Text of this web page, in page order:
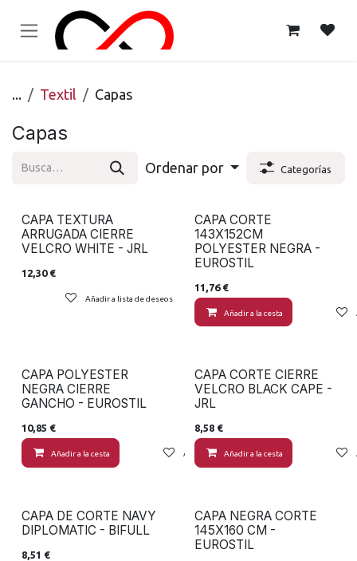
... Textil Capas
Capas
Ordenar por Categorías
CAPA TEXTURA
ARRUGADA CIERRE
VELCRO WHITE - JRL
12,30€
Añadir a lista de deseos
CAPA CORTE
143X152CM
POLYESTER NEGRA -
EUROSTIL
11,76€
Añadir a la cesta
CAPA POLYESTER
NEGRA CIERRE
GANCHO - EUROSTIL
10,85 €
Añadir a la cesta Añadir a lista de deseos
CAPA CORTE CIERRE
VELCRO BLACK CAPE -
JRL
8,58€
Añadir a la cesta
CAPA DE CORTE NAVY
DIPLOMATIC - BIFULL
8,51 €
CAPA NEGRA CORTE
145X160 CM -
EUROSTIL